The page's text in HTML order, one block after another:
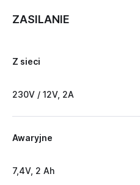
ZASILANIE
Z sieci
230V / 12V, 2A
Awaryjne
7,4V, 2 Ah